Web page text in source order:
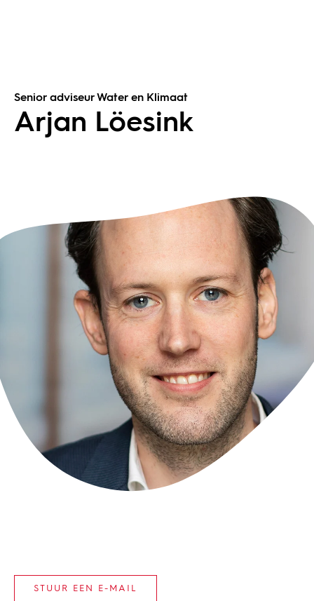
Senior adviseur Water en Klimaat
Arjan Löesink
STUUR EEN E-MAIL